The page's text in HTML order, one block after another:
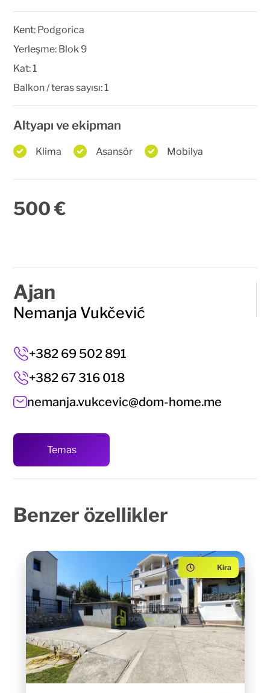
Kent: Podgorica
Yerleşme: Blok 9
Kat:1
Balkon / teras sayısı:1
Altyapı ve ekipman
Klima Asansör Mobilya
500 €
Ajan
Nemanja Vukčević
+382 69 502 891
+382 67 316 018
nemanja.vukcevic@dom-home.me
Temas
Benzer özellikler
Kira